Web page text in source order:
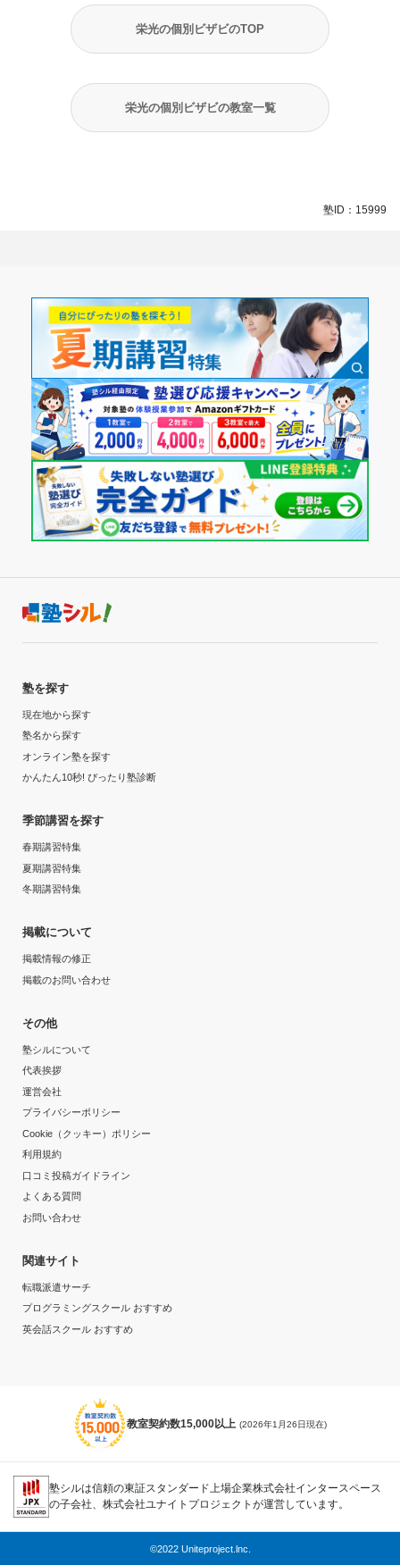
栄光の個別ビザビのTOP
栄光の個別ビザビの教室一覧
塾ID：15999
塾を探す
現在地から探す
塾名から探す
オンライン塾を探す
かんたん10秒! ぴったり塾診断
季節講習を探す
春期講習特集
夏期講習特集
冬期講習特集
掲載について
掲載情報の修正
掲載のお問い合わせ
その他
塾シルについて
代表挨拶
運営会社
プライバシーポリシー
Cookie（クッキー）ポリシー
利用規約
口コミ投稿ガイドライン
よくある質問
お問い合わせ
関連サイト
転職派遣サーチ
プログラミングスクール おすすめ
英会話スクール おすすめ
教室契約数15,000以上 (2026年1月26日現在)
塾シルは信頼の東証スタンダード上場企業株式会社インタースペース
の子会社、株式会社ユナイトプロジェクトが運営しています。
©2022 Uniteproject.lnc.